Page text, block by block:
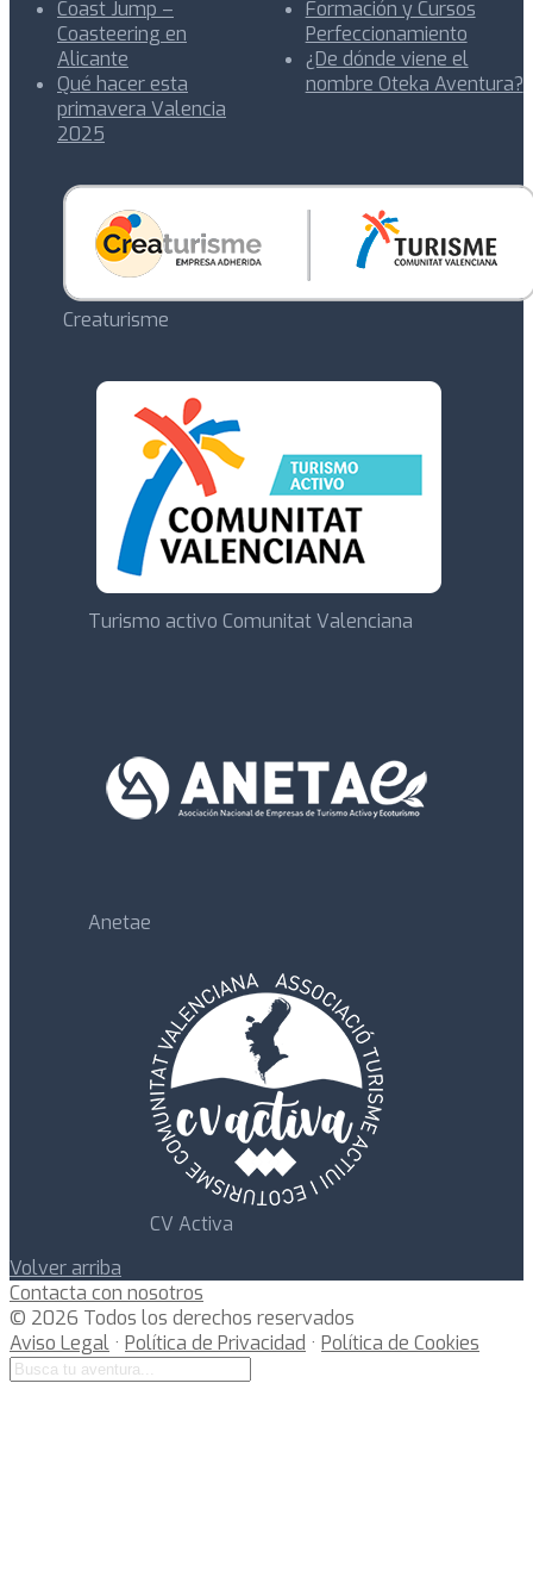
Coast Jump –
Coasteering en
Alicante
Qué hacer esta
primavera Valencia
2025
Formación y Cursos
Perfeccionamiento
¿De dónde viene el
nombre Oteka Aventura?
Creaturisme
Turismo activo Comunitat Valenciana
Anetae
CV Activa
Volver arriba
Contacta con nosotros
© 2026 Todos los derechos reservados
Aviso Legal · Política de Privacidad · Política de Cookies